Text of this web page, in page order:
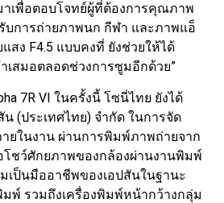
าเพื่อตอบโจทย์ผู้ที่ต้องการคุณภาพ
บการถ่ายภาพนก กีฬา และภาพแอ็
สง F4.5 แบบคงที่ ยังช่วยให้ได้
สมอตลอดช่วงการซูมอีกด้วย”
7R VI ในครั้งนี้ โซนี่ไทย ยังได้
(ประเทศไทย) จำกัด ในการจัด
ายในงาน ผ่านการพิมพ์ภาพถ่ายจาก
อโชว์ศักยภาพของกล้องผ่านงานพิมพ์
มเป็นมืออาชีพของเอปสันในฐานะ
พ์ รวมถึงเครื่องพิมพ์หน้ากว้างกลุ่ม